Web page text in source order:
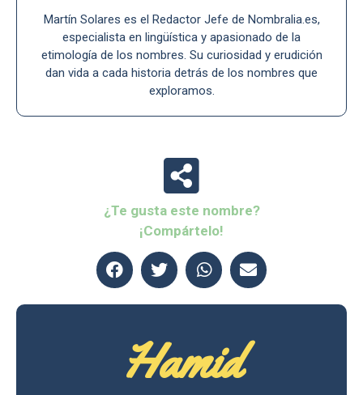
Martín Solares es el Redactor Jefe de Nombralia.es,
especialista en lingüística y apasionado de la
etimología de los nombres. Su curiosidad y erudición
dan vida a cada historia detrás de los nombres que
exploramos.
¿Te gusta este nombre?
¡Compártelo!
Hamid